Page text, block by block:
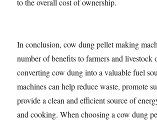
In conclusion, cow dung pellet making
number of benefits to farmers and livestock
converting cow dung into a valuable fuel
machines can help reduce waste, promote
provide a clean and efficient source of
and cooking. When choosing a cow dung